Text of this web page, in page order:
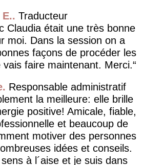
E. Traducteur
Claudia était une très bonne
moi. Dans la session on a
façons de procéder les
faire maintenant. Merci.
Responsable administratif
la meilleure: elle brille
positive! Amicale, fiable,
et beaucoup de
motiver des personnes
idées et conseils.
à l´aise et je suis dans